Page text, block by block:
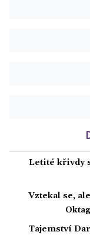
Letité křivdy
Vztekal se,
Tajemství